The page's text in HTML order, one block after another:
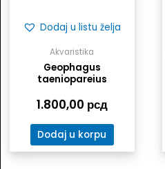
Dodaj u listu želja
Akvaristika
Geophagus
taeniopareius
1.800,00 рсд
Dodaj u korpu